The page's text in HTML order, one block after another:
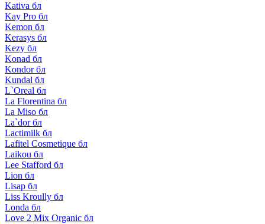
Kativa бл
Kay Pro бл
Kemon бл
Kerasys бл
Kezy бл
Konad бл
Kondor бл
Kundal бл
L`Oreal бл
La Florentina бл
La Miso бл
La`dor бл
Lactimilk бл
Lafitel Cosmetique бл
Laikou бл
Lee Stafford бл
Lion бл
Lisap бл
Liss Kroully бл
Londa бл
Love 2 Mix Organic бл